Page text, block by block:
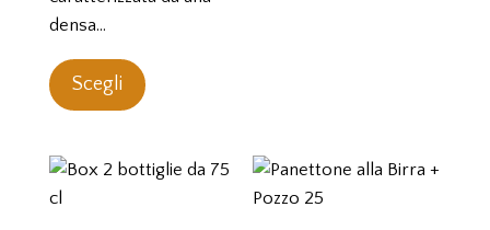
densa…
Scegli
prodotto
varianti.